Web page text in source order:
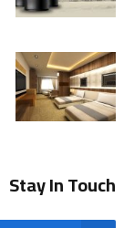
Stay In Touch